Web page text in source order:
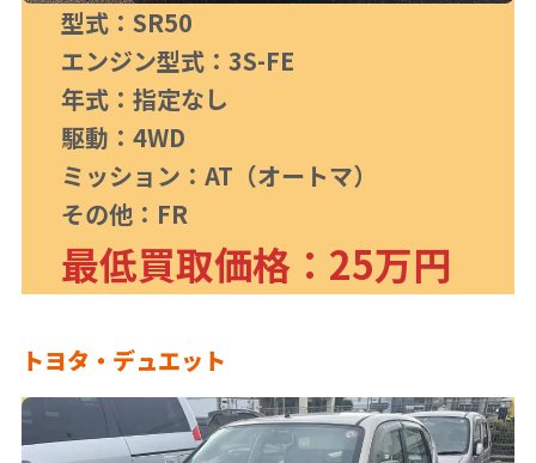
型式：SR50
エンジン型式：3S-FE
年式：指定なし
駆動：4WD
ミッション：AT（オートマ）
その他：FR
最低買取価格：25万円
トヨタ・デュエット